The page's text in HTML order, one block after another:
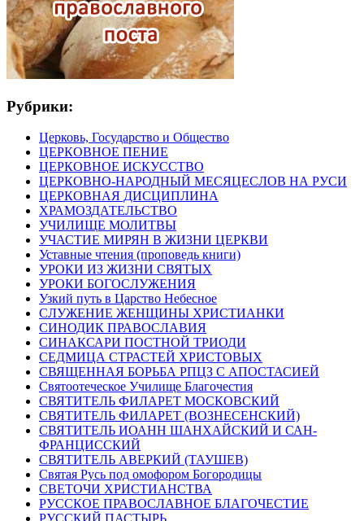
Рубрики:
Церковь, Государство и Общество
ЦЕРКОВНОЕ ПЕНИЕ
ЦЕРКОВНОЕ ИСКУССТВО
ЦЕРКОВНО-НАРОДНЫЙ МЕСЯЦЕСЛОВ НА РУСИ
ЦЕРКОВНАЯ ДИСЦИПЛИНА
ХРАМОЗДАТЕЛЬСТВО
УЧИЛИЩЕ МОЛИТВЫ
УЧАСТИЕ МИРЯН В ЖИЗНИ ЦЕРКВИ
Уставные чтения (проповедь книги)
УРОКИ ИЗ ЖИЗНИ СВЯТЫХ
УРОКИ БОГОСЛУЖЕНИЯ
Узкий путь в Царство Небесное
СЛУЖЕНИЕ ЖЕНЩИНЫ ХРИСТИАНКИ
СИНОДИК ПРАВОСЛАВИЯ
СИНАКСАРИ ПОСТНОЙ ТРИОДИ
СЕДМИЦА СТРАСТЕЙ ХРИСТОВЫХ
СВЯЩЕННАЯ БОРЬБА РПЦЗ С АПОСТАСИЕЙ
Святоотеческое Училище Благочестия
СВЯТИТЕЛЬ ФИЛАРЕТ МОСКОВСКИЙ
СВЯТИТЕЛЬ ФИЛАРЕТ (ВОЗНЕСЕНСКИЙ)
СВЯТИТЕЛЬ ИОАНН ШАНХАЙСКИЙ И САН-
ФРАНЦИССКИЙ
СВЯТИТЕЛЬ АВЕРКИЙ (ТАУШЕВ)
Святая Русь под омофором Богородицы
СВЕТОЧИ ХРИСТИАНСТВА
РУССКОЕ ПРАВОСЛАВНОЕ БЛАГОЧЕСТИЕ